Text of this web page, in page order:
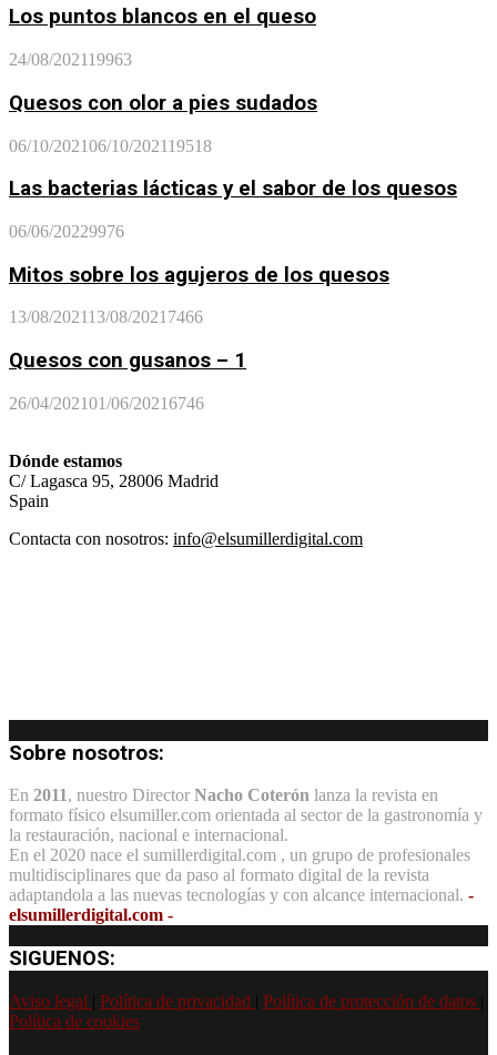
Los puntos blancos en el queso
24/08/202119963
Quesos con olor a pies sudados
06/10/202106/10/202119518
Las bacterias lácticas y el sabor de los quesos
06/06/20229976
Mitos sobre los agujeros de los quesos
13/08/202113/08/20217466
Quesos con gusanos – 1
26/04/202101/06/20216746
Dónde estamos
C/ Lagasca 95, 28006 Madrid
Spain
Contacta con nosotros: info@elsumillerdigital.com
Sobre nosotros:
En 2011, nuestro Director Nacho Coterón lanza la revista en
formato físico elsumiller.com orientada al sector de la gastronomía y
la restauración, nacional e internacional.
En el 2020 nace el sumillerdigital.com , un grupo de profesionales
multidisciplinares que da paso al formato digital de la revista
adaptandola a las nuevas tecnologías y con alcance internacional. -
elsumillerdigital.com -
SIGUENOS:
Aviso legal Política de privacidad Política de protección de datos
Política de cookies